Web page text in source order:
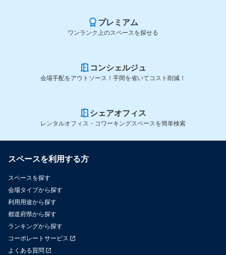
プレミアム
ワンランク上のスペースを探せる
コンシェルジュ
会場手配をアウトソース！手間を省いてコスト削減！
シェアオフィス
レンタルオフィス・コワーキングスペースを簡単検索
スペースを利用する方
スペースを探す
会場タイプから探す
利用用途から探す
都道府県から探す
ランキングから探す
コーポレートサービス
よくある質問